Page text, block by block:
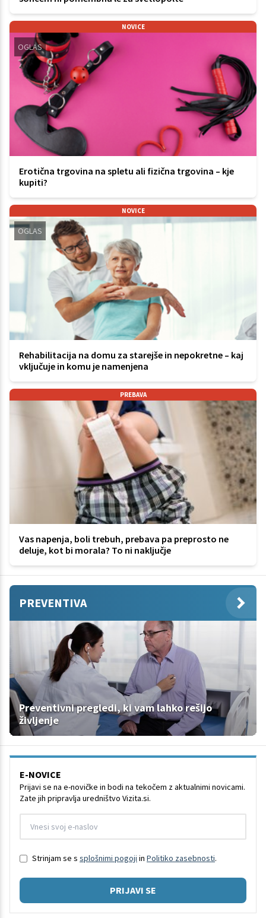
NOVICE
OGLAS
Erotična trgovina na spletu ali fizična trgovina – kje
kupiti?
NOVICE
OGLAS
Rehabilitacija na domu za starejše in nepokretne – kaj
vključuje in komu je namenjena
PREBAVA
Vas napenja, boli trebuh, prebava pa preprosto ne
deluje, kot bi morala? To ni naključje
PREVENTIVA
Preventivni pregledi, ki vam lahko rešijo
življenje
E-NOVICE
Prijavi se na e-novičke in bodi na tekočem z aktualnimi novicami.
Zate jih pripravlja uredništvo Vizita.si.
Strinjam se s splošnimi pogoji in Politiko zasebnosti.
PRIJAVI SE